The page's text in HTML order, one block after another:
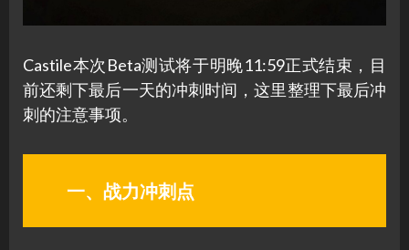
Castile本次Beta测试将于明晚11:59正式结束，目
前还剩下最后一天的冲刺时间，这里整理下最后冲
刺的注意事项。
一、战力冲刺点